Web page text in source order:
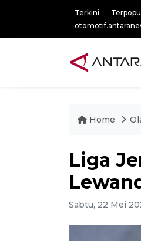
Terkini
Home
Liga
Sabtu, 22 Mei